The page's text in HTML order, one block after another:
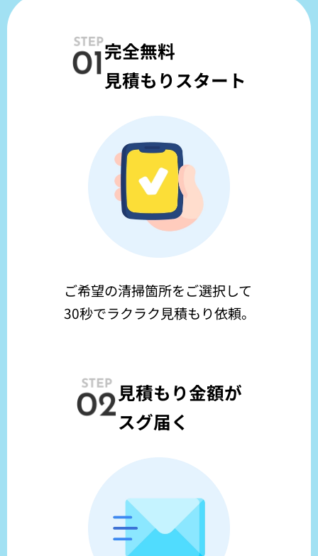
完全無料
見積もりスタート
ご希望の清掃箇所をご選択して
30秒でラクラク見積もり依頼。
見積もり金額が
スグ届く